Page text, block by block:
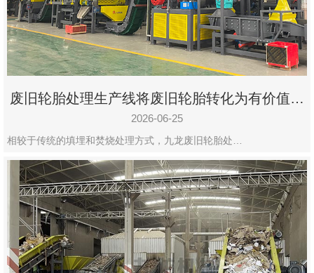
号-1
废旧轮胎处理生产线将废旧轮胎转化为有价值的
资源
2026-06-25
相较于传统的填埋和焚烧处理方式，九龙废旧轮胎处…